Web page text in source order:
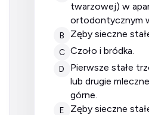
twarzowej) w
ortodontycznym
B zęby sieczne
C czoło i bródka.
D
pierwsze stałe trzonowce górne
lub drugie
górne.
E zęby sieczne stałe lub mleczne